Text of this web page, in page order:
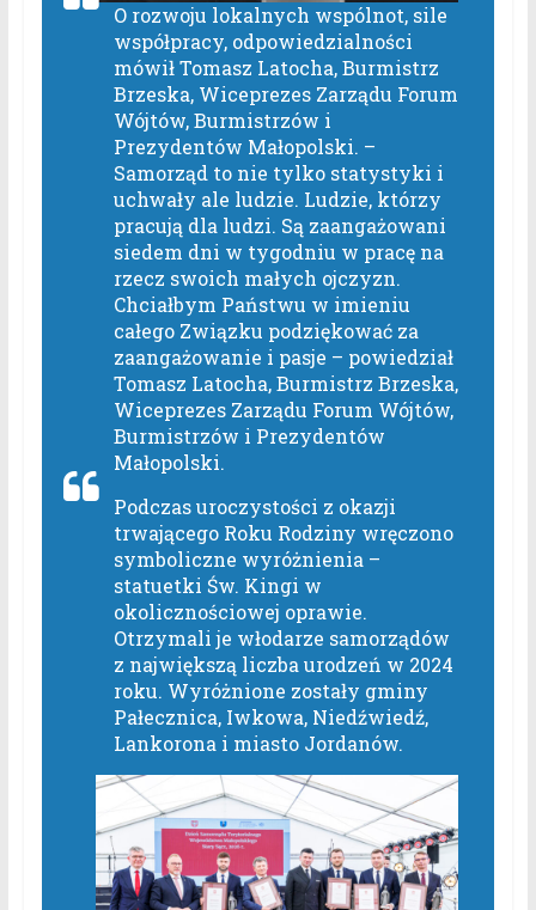
O rozwoju lokalnych wspólnot, sile
współpracy, odpowiedzialności
mówił Tomasz Latocha, Burmistrz
Brzeska, Wiceprezes Zarządu Forum
Wójtów, Burmistrzów i
Prezydentów Małopolski. –
Samorząd to nie tylko statystyki i
uchwały ale ludzie. Ludzie, którzy
pracują dla ludzi. Są zaangażowani
siedem dni w tygodniu w pracę na
rzecz swoich małych ojczyzn.
Chciałbym Państwu w imieniu
całego Związku podziękować za
zaangażowanie i pasje – powiedział
Tomasz Latocha, Burmistrz Brzeska,
Wiceprezes Zarządu Forum Wójtów,
Burmistrzów i Prezydentów
Małopolski.
Podczas uroczystości z okazji
trwającego Roku Rodziny wręczono
symboliczne wyróżnienia –
statuetki Św. Kingi w
okolicznościowej oprawie.
Otrzymali je włodarze samorządów
z największą liczba urodzeń w 2024
roku. Wyróżnione zostały gminy
Pałecznica, Iwkowa, Niedźwiedź,
Lankorona i miasto Jordanów.